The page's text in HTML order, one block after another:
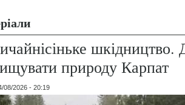
природу Карпат
08/2026 - 20:19